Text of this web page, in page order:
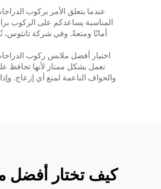
عندما يتعلق الأمر بركوب
المناسبة يساعدكم على الركوب
أمانًا ومتعةً. وفي شركة تانثوس،
اختيار أفضل ملابس ركوب
تعمل بشكل ممتاز لأنها تحافظ
والحواف الناعمة لمنع أي إزعاج.
كيف تختار أفضل